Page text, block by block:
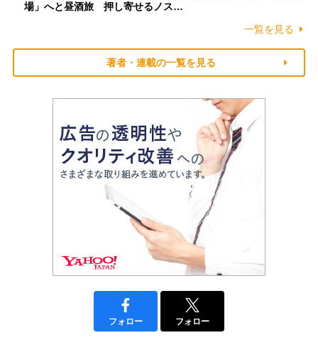
場」へと昼酒旅 押し寄せるノス…
一覧を見る
著者・連載の一覧を見る
フォロー フォロー